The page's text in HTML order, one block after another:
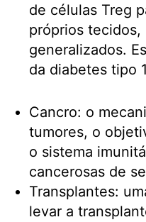
de células Treg
próprios tecidos,
generalizados.
da diabetes tipo
Cancro: o
tumores, o
o sistema
cancerosas de
Transplantes:
levar a